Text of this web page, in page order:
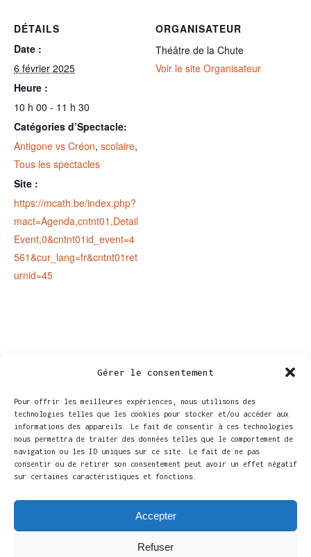
Gérer le consentement
Pour offrir les meilleures expériences, nous utilisons des
technologies telles que les cookies pour stocker et/ou accéder aux
informations des appareils. Le fait de consentir à ces technologies
nous permettra de traiter des données telles que le comportement de
navigation ou les ID uniques sur ce site. Le fait de ne pas
consentir ou de retirer son consentement peut avoir un effet négatif
sur certaines caractéristiques et fonctions.
Accepter
Refuser
DÉTAILS
Date :
6 février 2025
Heure :
10 h 00 - 11 h 30
Catégories d’Spectacle:
Antigone vs Créon, scolaire,
Tous les spectacles
Site :
https://mcath.be/index.php?
mact=Agenda,cntnt01,Detail
Event,0&cntnt01id_event=4
561&cur_lang=fr&cntnt01ret
urnid=45
ORGANISATEUR
Théâtre de la Chute
Voir le site Organisateur
LIEU
Maison culturelle d’Ath